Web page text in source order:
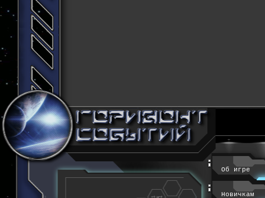
Об игре
Новичкам